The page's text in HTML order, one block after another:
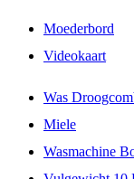
Moederbord
Videokaart
Was
Miele
Wasmachine